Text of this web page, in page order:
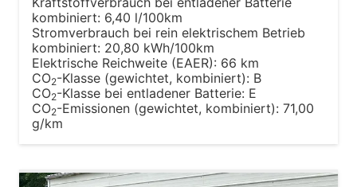
kombiniert: 6,40 l/100km
Stromverbrauch bei rein elektrischem Betrieb
kombiniert: 20,80 kWh/100km
Elektrische Reichweite (EAER): 66 km
CO2-Klasse (gewichtet, kombiniert): B
CO2-Klasse bei entladener Batterie: E
CO2-Emissionen (gewichtet, kombiniert): 71,00
g/km